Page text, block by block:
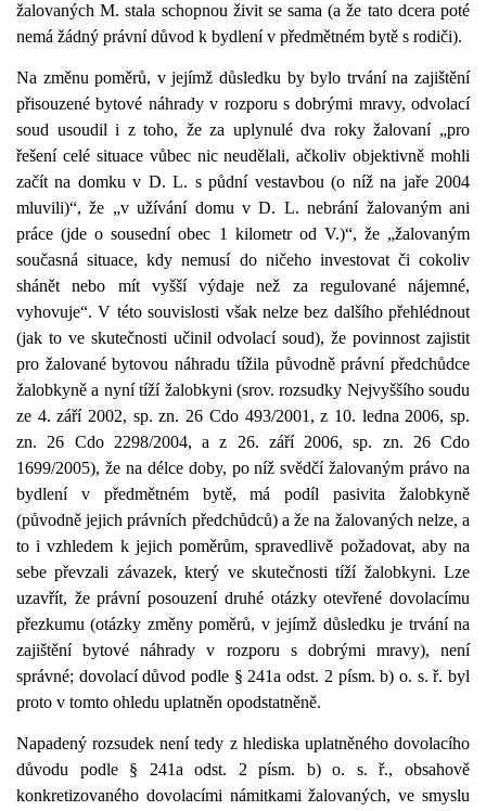
žalovaných M. stala schopnou živit se sama (a že tato dcera poté
nemá žádný právní důvod k bydlení v předmětném bytě s rodiči).
Na změnu poměrů, v jejímž důsledku by bylo trvání na zajištění
přisouzené bytové náhrady v rozporu s dobrými mravy, odvolací
soud usoudil i z toho, že za uplynulé dva roky žalovaní „pro
řešení celé situace vůbec nic neudělali, ačkoliv objektivně mohli
začít na domku v D. L. s půdní vestavbou (o níž na jaře 2004
mluvili)“, že „v užívání domu v D. L. nebrání žalovaným ani
práce (jde o sousední obec 1 kilometrod V.)“, že „žalovaným
současná situace, kdy nemusí do ničeho investovat či cokoliv
shánět nebo mít vyšší výdaje než za regulované nájemné,
vyhovuje“. V této souvislosti však nelze bez dalšího přehlédnout
(jak to ve skutečnosti učinil odvolací soud), že povinnost zajistit
pro žalované bytovou náhradu tížila původně právní předchůdce
žalobkyně a nyní tíží žalobkyni (srov. rozsudky Nejvyššího soudu
ze 4. září 2002, sp. zn. 26 Cdo 493/2001, z 10. ledna 2006, sp.
zn. 26 Cdo 2298/2004, a z 26. září 2006, sp. zn. 26 Cdo
1699/2005), že na délce doby, po níž svědčí žalovaným právo na
bydlení v předmětném bytě, má podíl pasivita žalobkyně
(původně jejich právních předchůdců) a že na žalovaných nelze, a
to i vzhledem k jejich poměrům, spravedlivě požadovat, aby na
sebe převzali závazek, který ve skutečnosti tíží žalobkyni. Lze
uzavřít, že právní posouzení druhé otázky otevřené dovolacímu
přezkumu (otázky změny poměrů, v jejímž důsledku je trvání na
zajištění bytové náhrady v rozporu s dobrými mravy), není
správné; dovolací důvod podle § 241a odst. 2 písm. b) o. s. ř. byl
proto v tomto ohledu uplatněn opodstatněně.
Napadený rozsudek není tedy z hlediska uplatněného dovolacího
důvodu podle § 241a odst. 2 písm. b) o. s. ř., obsahově
konkretizovaného dovolacími námitkami žalovaných, ve smyslu